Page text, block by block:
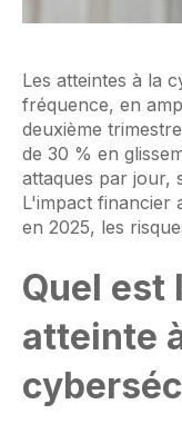
Les atteintes à la
fréquence, en
deuxième
de 30 % en
attaques par jour,
L'impact financier
en 2025, les
Quel est
atteinte